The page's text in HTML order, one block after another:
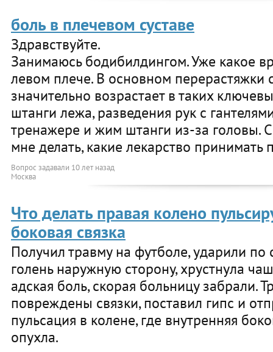
боль в плечевом суставе
Здравствуйте.
Занимаюсь бодибилдингом. Уже какое
левом плече. В основном перерастяжки
значительно возрастает в таких
штанги лежа, разведения рук с
тренажере и жим штанги из-за головы.
мне делать, какие лекарство принимать
Вопрос задавали 10 лет назад
Москва
Что делать правая колено
боковая связка
Получил травму на футболе, ударили по
голень наружную сторону, хрустнула
адская боль, скорая больницу забрали.
повреждены связки, поставил гипс и
пульсация в колене, где внутренняя
опухла.